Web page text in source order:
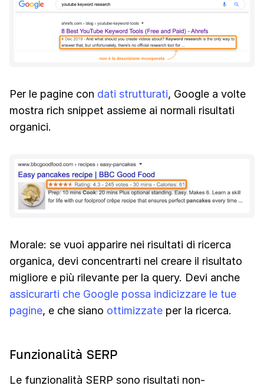
Per le pagine con dati strutturati, Google a volte
mostra rich snippet assieme ai normali risultati
organici.
Morale: se vuoi apparire nei risultati di ricerca
organica, devi concentrarti nel creare il risultato
migliore e più rilevante per la query. Devi anche
assicurarti che Google possa indicizzare le tue
pagine, e che siano ottimizzate per la ricerca.
Funzionalità SERP
Le funzionalità SERP sono risultati non-